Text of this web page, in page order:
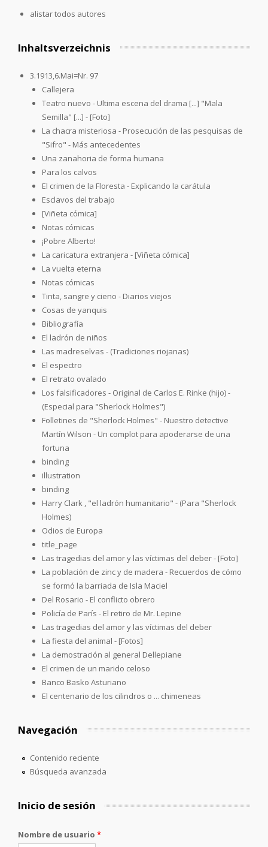
alistar todos autores
Inhaltsverzeichnis
3.1913,6.Mai=Nr. 97
Callejera
Teatro nuevo - Ultima escena del drama [...] "Mala
Semilla" [...] - [Foto]
La chacra misteriosa - Prosecución de las pesquisas de
"Sifro" - Más antecedentes
Una zanahoria de forma humana
Para los calvos
El crimen de la Floresta - Explicando la carátula
Esclavos del trabajo
[Viñeta cómica]
Notas cómicas
¡Pobre Alberto!
La caricatura extranjera - [Viñeta cómica]
La vuelta eterna
Notas cómicas
Tinta, sangre y cieno - Diarios viejos
Cosas de yanquis
Bibliografía
El ladrón de niños
Las madreselvas - (Tradiciones riojanas)
El espectro
El retrato ovalado
Los falsificadores - Original de Carlos E. Rinke (hijo) -
(Especial para "Sherlock Holmes")
Folletines de "Sherlock Holmes" - Nuestro detective
Martín Wilson - Un complot para apoderarse de una
fortuna
binding
illustration
binding
Harry Clark , "el ladrón humanitario" - (Para "Sherlock
Holmes)
Odios de Europa
title_page
Las tragedias del amor y las víctimas del deber - [Foto]
La población de zinc y de madera - Recuerdos de cómo
se formó la barriada de Isla Maciel
Del Rosario - El conflicto obrero
Policía de París - El retiro de Mr. Lepine
Las tragedias del amor y las víctimas del deber
La fiesta del animal - [Fotos]
La demostración al general Dellepiane
El crimen de un marido celoso
Banco Basko Asturiano
El centenario de los cilindros o ... chimeneas
Navegación
Contenido reciente
Búsqueda avanzada
Inicio de sesión
Nombre de usuario *